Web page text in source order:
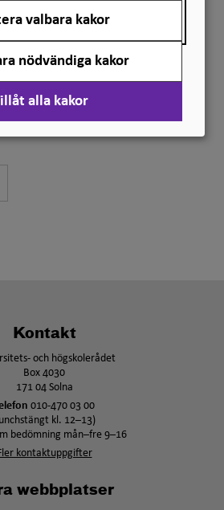
ges karriärvägledning
studievägledning.
Kontakt
och högskolerådet
Box 4030
171 04 Solna
010-470 03 00
kl. 12–13)
bedömning mån–fre 9–16
kontaktuppgifter
webbplatser
valbara kakor
nödvändiga kakor
alla kakor